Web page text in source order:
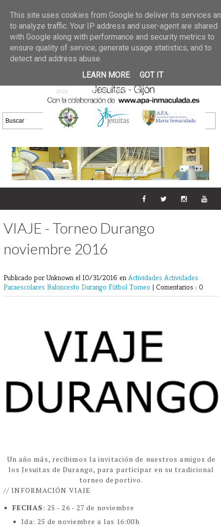
02 jun 2026
GALERIA DE FOTOS
30/05/2026
25 may 2026
GALERIA
DE FOTOS 23/05/2026
20 may
2026
GALERIA DE FOTOS
16/05/2026
DE FOTOS 09/05/2026
28 abr
2026
GALERIA DE FOTOS 25 Y
26/04/2026
VIAJE - Torneo Durango
noviembre 2016
Publicado por Unknown el 10/31/2016 en Actividades Actividades
Paraescolares Baloncesto Durango Fútbol Torneo | Comentarios : 0
Un año más, recibimos la invitación de nuestros amigos de
los Jesuitas de Durango, para participar en su tradicional
torneo deportivo.
// INFORMACIÓN VIAJE
FECHAS: 25 - 26 - 27 de noviembre
Ida: 25 de noviembre a las 16:00h
This site uses cookies from Google to deliver its services
to analyze traffic. Your IP address and user-agent are shared
with Google along with performance and security metrics to
ensure quality of service, generate usage statistics, and to
detect and address abuse.
LEARN MORE
GOT IT